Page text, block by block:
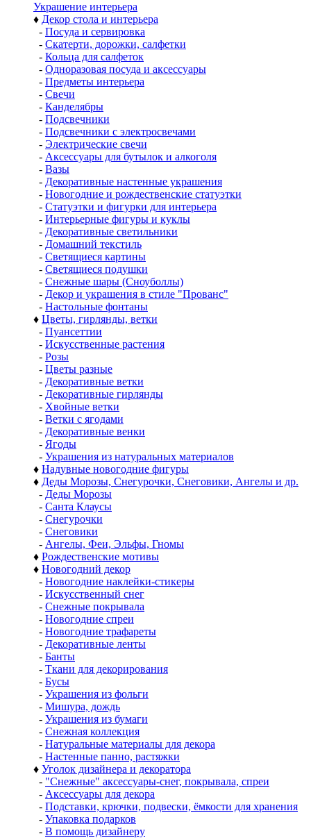
Украшение интерьера
♦ Декор стола и интерьера
- Посуда и сервировка
- Скатерти, дорожки, салфетки
- Кольца для салфеток
- Одноразовая посуда и аксессуары
- Предметы интерьера
- Свечи
- Канделябры
- Подсвечники
- Подсвечники с электросвечами
- Электрические свечи
- Аксессуары для бутылок и алкоголя
- Вазы
- Декоративные настенные украшения
- Новогодние и рождественские статуэтки
- Статуэтки и фигурки для интерьера
- Интерьерные фигуры и куклы
- Декоративные светильники
- Домашний текстиль
- Светящиеся картины
- Светящиеся подушки
- Снежные шары (Сноуболлы)
- Декор и украшения в стиле "Прованс"
- Настольные фонтаны
♦ Цветы, гирлянды, ветки
- Пуансеттии
- Искусственные растения
- Розы
- Цветы разные
- Декоративные ветки
- Декоративные гирлянды
- Хвойные ветки
- Ветки с ягодами
- Декоративные венки
- Ягоды
- Украшения из натуральных материалов
♦ Надувные новогодние фигуры
♦ Деды Морозы, Снегурочки, Снеговики, Ангелы и др.
- Деды Морозы
- Санта Клаусы
- Снегурочки
- Снеговики
- Ангелы, Феи, Эльфы, Гномы
♦ Рождественские мотивы
♦ Новогодний декор
- Новогодние наклейки-стикеры
- Искусственный снег
- Снежные покрывала
- Новогодние спреи
- Новогодние трафареты
- Декоративные ленты
- Банты
- Ткани для декорирования
- Бусы
- Украшения из фольги
- Мишура, дождь
- Украшения из бумаги
- Снежная коллекция
- Натуральные материалы для декора
- Настенные панно, растяжки
♦ Уголок дизайнера и декоратора
- "Снежные" аксессуары-снег, покрывала, спреи
- Аксессуары для декора
- Подставки, крючки, подвески, ёмкости для хранения
- Упаковка подарков
- В помощь дизайнеру